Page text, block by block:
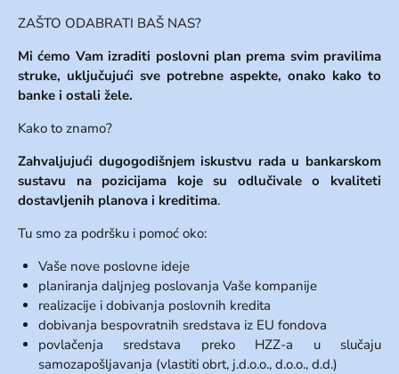
ZAŠTO ODABRATI BAŠ NAS?
Mi ćemo Vam izraditi poslovni plan prema svim pravilima
struke, uključujući sve potrebne aspekte, onako kako to
banke i ostali žele.
Kako to znamo?
Zahvaljujući dugogodišnjem iskustvu rada u bankarskom
sustavu na pozicijama koje su odlučivale o kvaliteti
dostavljenih planova i kreditima.
Tu smo za podršku i pomoć oko:
Vaše nove poslovne ideje
planiranja daljnjeg poslovanja Vaše kompanije
realizacije i dobivanja poslovnih kredita
dobivanja bespovratnih sredstava iz EU fondova
povlačenja sredstava preko HZZ-a u slučaju
samozapošljavanja (vlastiti obrt, j.d.o.o., d.o.o., d.d.)